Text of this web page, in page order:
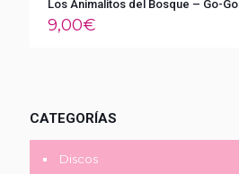
Los Animalitos del Bosque – Go-Go
9,00€
CATEGORÍAS
Discos